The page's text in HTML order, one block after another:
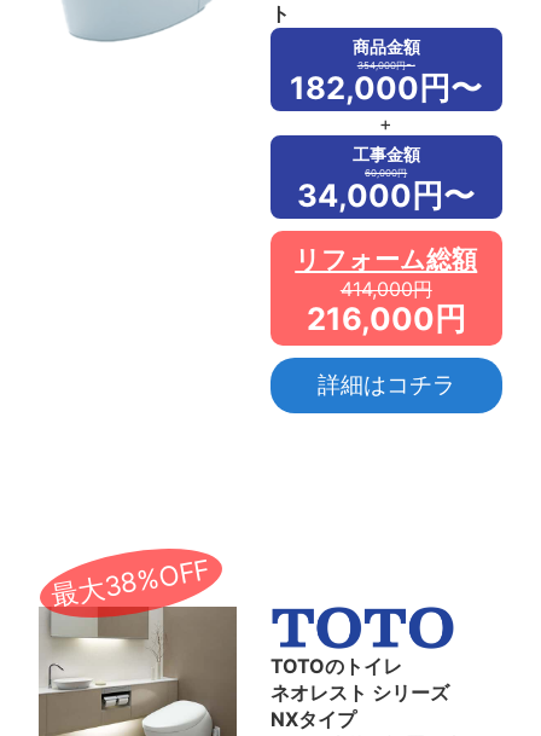
ト
商品金額
354,000円〜
182,000円〜
+
工事金額
60,000円
34,000円〜
リフォーム総額
414,000円
216,000円
詳細はコチラ
最大38%OFF
TOTOのトイレ
ネオレスト シリーズ
NXタイプ